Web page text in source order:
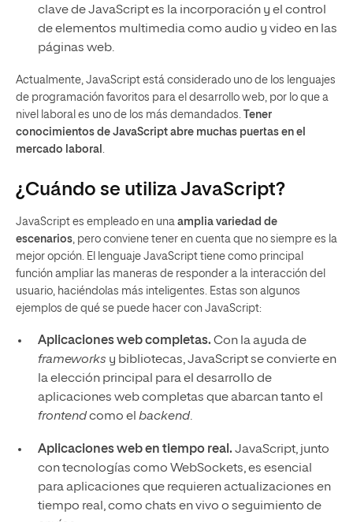
clave de JavaScript es la incorporación y el control
de elementos multimedia como audio y video en las
páginas web.
Actualmente, JavaScript está considerado uno de los lenguajes
de programación favoritos para el desarrollo web, por lo que a
nivel laboral es uno de los más demandados. Tener
conocimientos de JavaScript abre muchas puertas en el
mercado laboral .
¿Cuándo se utiliza JavaScript?
JavaScript es empleado en una amplia variedad de
escenarios, pero conviene tener en cuenta que no siempre es la
mejor opción. El lenguaje JavaScript tiene como principal
función ampliar las maneras de responder a la interacción del
usuario, haciéndolas más inteligentes. Estas son algunos
ejemplos de qué se puede hacer con JavaScript:
Aplicaciones web completas. Con la ayuda de
frameworks y bibliotecas, JavaScript se convierte en
la elección principal para el desarrollo de
aplicaciones web completas que abarcan tanto el
frontendcomo el backend.
Aplicaciones web en tiempo real. JavaScript, junto
con tecnologías como WebSockets, es esencial
para aplicaciones que requieren actualizaciones en
tiempo real, como chats en vivo o seguimiento de